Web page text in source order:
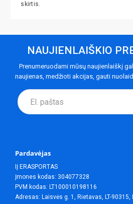
skirtis.
NAUJIENLAIŠKIO
Prenumeruodami mūsų naujienlaiškį
naujienas, medžioti akcijas, gauti
Pardavėjas
IĮ ERASPORTAS
Įmones kodas: 304077328
PVM kodas: LT100010198116
Adresas: Laisvės g. 1, Rietavas, LT-90315,